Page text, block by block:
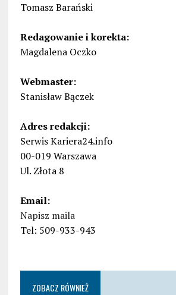
Tomasz Barański
Redagowanie i korekta:
Magdalena Oczko
Webmaster:
Stanisław Bączek
Adres redakcji:
Serwis Kariera24.info
00-019 Warszawa
Ul. Złota 8
Email:
Napisz maila
Tel: 509-933-943
ZOBACZ RÓWNIEŻ